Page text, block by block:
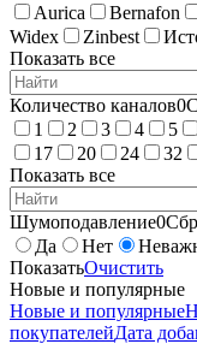
Aurica
Bernafon
Widex
Zinbest
Показать все
Количество каналов0
1
2 3 4 5
17
20 24 32
Показать все
Шумоподавление0
Да
Нет
ПоказатьОчистить
Новые и популярные
Новые и популярные
покупателейДата